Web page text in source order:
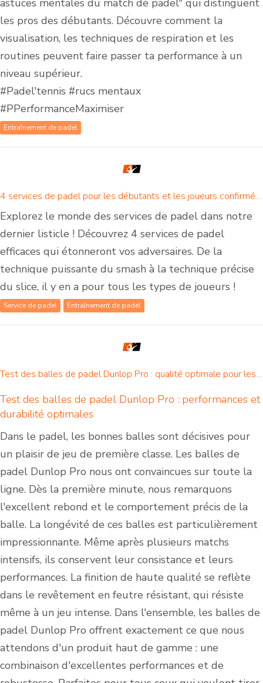
les pros des débutants. Découvre comment la
visualisation, les techniques de respiration et les
routines peuvent faire passer ta performance à un
niveau supérieur.
#Padel'tennis #rucs mentaux
#PPerformanceMaximiser
Entraînement de padel
4 services de padel pour les débutants et les joueurs confirmés - il y a un service de padel pour chacun !
Explorez le monde des services de padel dans notre
dernier listicle ! Découvrez 4 services de padel
efficaces qui étonneront vos adversaires. De la
technique puissante du smash à la technique précise
du slice, il y en a pour tous les types de joueurs !
Service de padel Entraînement de padel
Test des balles de padel Dunlop Pro : qualité optimale pour les joueurs de padel réguliers
Test des balles de padel Dunlop Pro : performances et
durabilité optimales
Dans le padel, les bonnes balles sont décisives pour
un plaisir de jeu de première classe. Les balles de
padel Dunlop Pro nous ont convaincues sur toute la
ligne. Dès la première minute, nous remarquons
l'excellent rebond et le comportement précis de la
balle. La longévité de ces balles est particulièrement
impressionnante. Même après plusieurs matchs
intensifs, ils conservent leur consistance et leurs
performances. La finition de haute qualité se reflète
dans le revêtement en feutre résistant, qui résiste
même à un jeu intense. Dans l'ensemble, les balles de
padel Dunlop Pro offrent exactement ce que nous
attendons d'un produit haut de gamme : une
combinaison d'excellentes performances et de